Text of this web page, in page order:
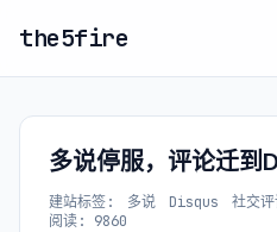
the5fire
多说停服，评论迁到
建站标签: 多说 Disqus 社交
阅读: 9860